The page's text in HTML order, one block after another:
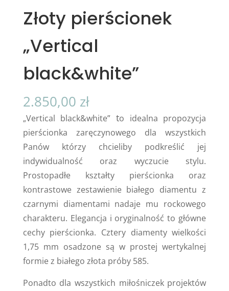
Złoty pierścionek
„Vertical
black&white”
2.850,00 zł
„Vertical black&white” to idealna propozycja
pierścionka zaręczynowego dla wszystkich
Panów którzy chcieliby podkreślić jej
indywidualność oraz wyczucie stylu.
Prostopadłe kształty pierścionka oraz
kontrastowe zestawienie białego diamentu z
czarnymi diamentami nadaje mu rockowego
charakteru. Elegancja i oryginalność to główne
cechy pierścionka. Cztery diamenty wielkości
1,75 mm osadzone są w prostej wertykalnej
formie z białego złota próby 585.
Ponadto dla wszystkich miłośniczek projektów